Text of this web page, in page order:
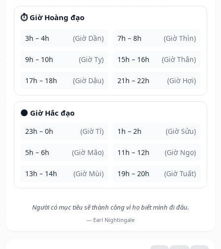
⏱️ Giờ Hoàng đạo
3h – 4h (Giờ Dần) 7h – 8h (Giờ Thìn)
9h – 10h (Giờ Tỵ) 15h – 16h (Giờ Thân)
17h – 18h (Giờ Dậu) 21h – 22h (Giờ Hợi)
🌑 Giờ Hắc đạo
23h – 0h (Giờ Tí) 1h – 2h (Giờ Sửu)
5h – 6h (Giờ Mão) 11h – 12h (Giờ Ngọ)
13h – 14h (Giờ Mùi) 19h – 20h (Giờ Tuất)
Người có mục tiêu sẽ thành công vì họ biết mình đi đâu.
— Earl Nightingale